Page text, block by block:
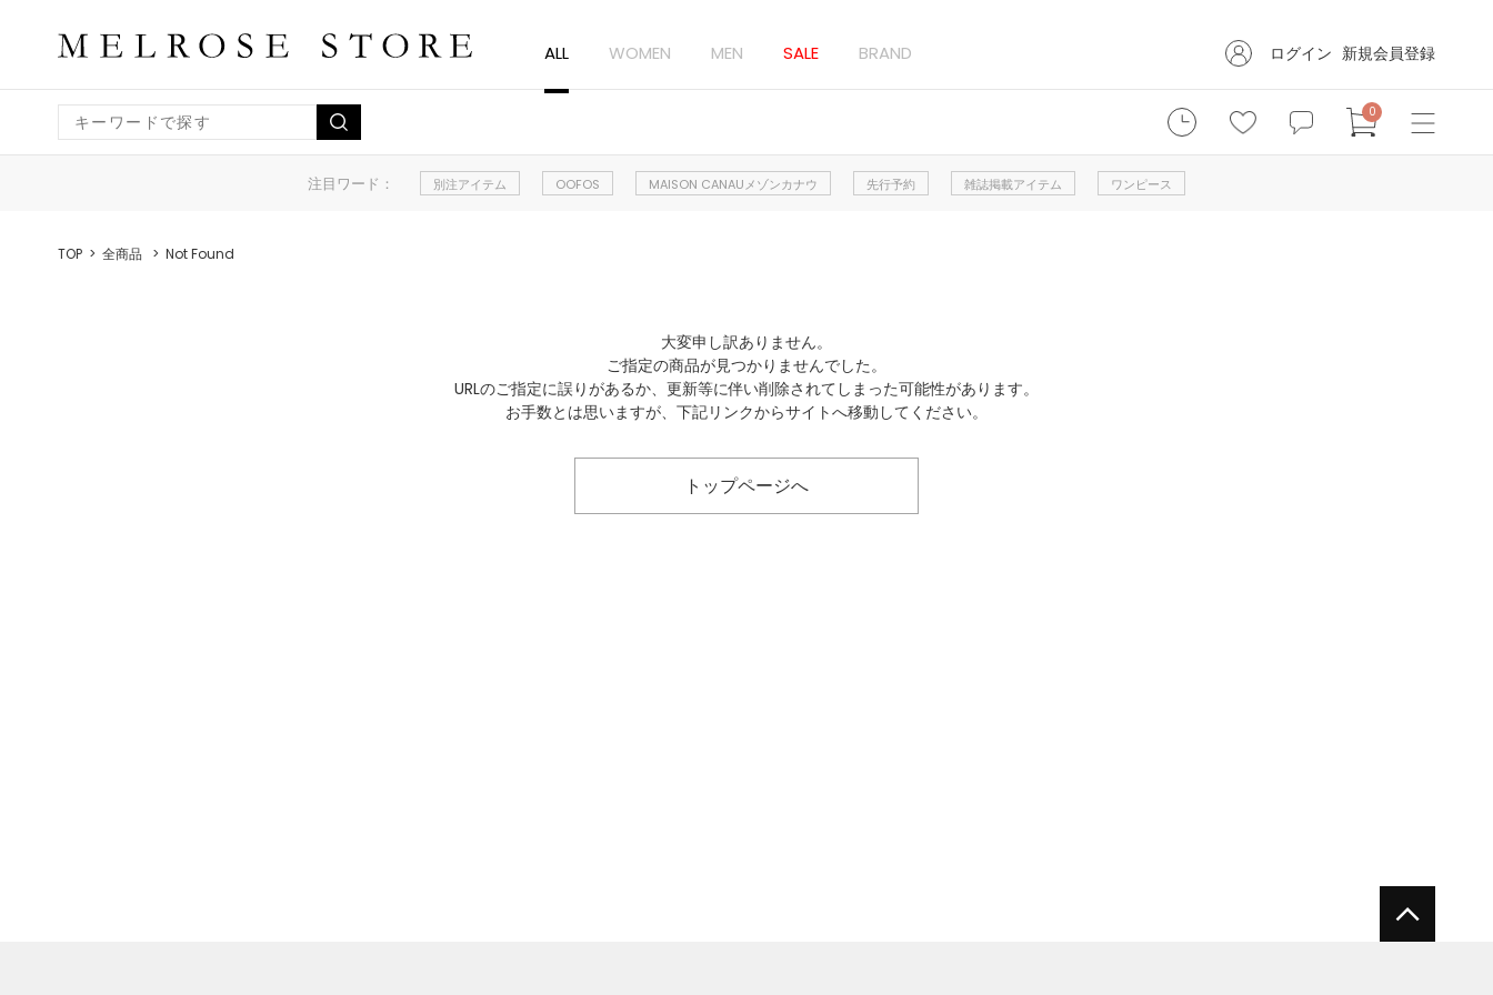
ALL WOMEN MEN SALE BRAND ログイン 新規会員登録
0
注目ワード： 別注アイテム OOFOS MAISON CANAUメゾンカナウ 先行予約 雑誌掲載アイテム ワンピース
TOP 全商品 Not Found
大変申し訳ありません。
ご指定の商品が見つかりませんでした。
URLのご指定に誤りがあるか、更新等に伴い削除されてしまった可能性があります。
お手数とは思いますが、下記リンクからサイトへ移動してください。
トップページへ